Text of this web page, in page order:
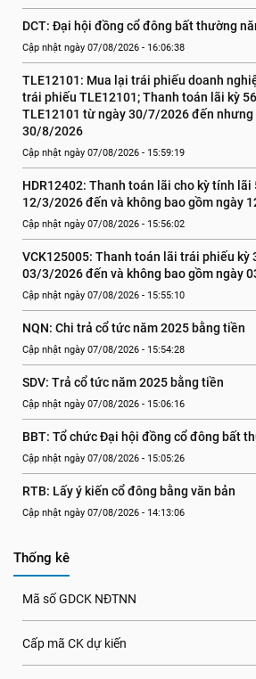
DCT: Đại hội đồng cổ đông bất thường
Cập nhật ngày 07/08/2026 - 16:06:38
TLE12101: Mua lại trái phiếu doanh
trái phiếu TLE12101; Thanh toán lãi kỳ
TLE12101 từ ngày 30/7/2026 đến nhưng
30/8/2026
Cập nhật ngày 07/08/2026 - 15:59:19
HDR12402: Thanh toán lãi cho kỳ tính
12/3/2026 đến và không bao gồm ngày
Cập nhật ngày 07/08/2026 - 15:56:02
VCK125005: Thanh toán lãi trái phiếu kỳ
03/3/2026 đến và không bao gồm ngày
Cập nhật ngày 07/08/2026 - 15:55:10
NQN: Chi trả cổ tức năm 2025 bằng tiền
Cập nhật ngày 07/08/2026 - 15:54:28
SDV: Trả cổ tức năm 2025 bằng tiền
Cập nhật ngày 07/08/2026 - 15:06:16
BBT: Tổ chức Đại hội đồng cổ đông bất
Cập nhật ngày 07/08/2026 - 15:05:26
RTB: Lấy ý kiến cổ đông bằng văn bản
Cập nhật ngày 07/08/2026 - 14:13:06
Thống kê
Mã số GDCK NĐTNN
Cấp mã CK dự kiến